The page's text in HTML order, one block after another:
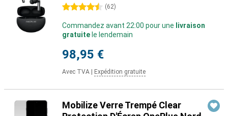
4.5 étoiles (62)
Commandez avant 22:00 pour une livraison
gratuite le lendemain
98,95 €
Avec TVA Expédition gratuite
Mobilize Verre Trempé Clear